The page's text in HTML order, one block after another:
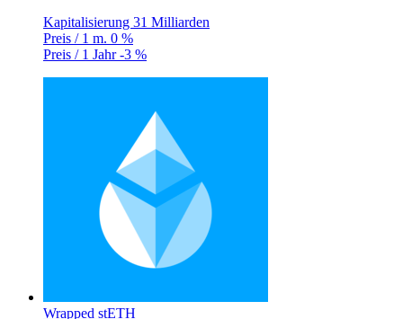
Kapitalisierung 31 Milliarden
Preis / 1 m. 0 %
Preis / 1 Jahr-3 %
Wrapped stETH